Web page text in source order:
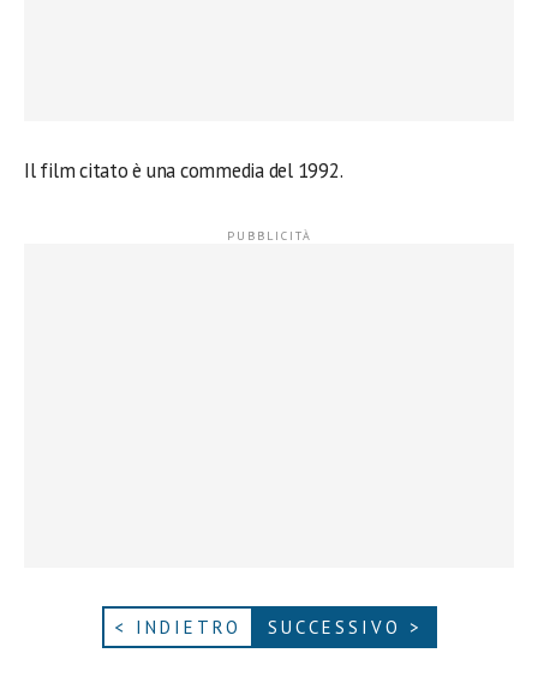
Il film citato è una commedia del 1992.
< INDIETRO SUCCESSIVO >